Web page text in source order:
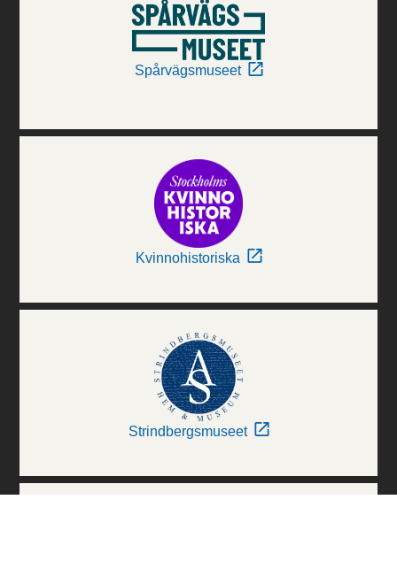
Spårvägsmuseet
Kvinnohistoriska
Strindbergsmuseet